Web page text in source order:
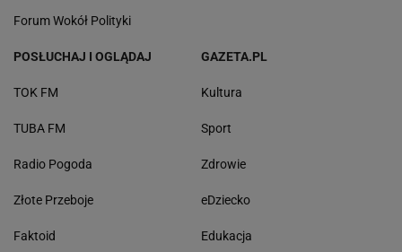
Forum Wokół Polityki
POSŁUCHAJ I OGLĄDAJ
TOK FM
TUBA FM
Radio Pogoda
Złote Przeboje
Faktoid
GAZETA.PL
Kultura
Sport
Zdrowie
eDziecko
Edukacja